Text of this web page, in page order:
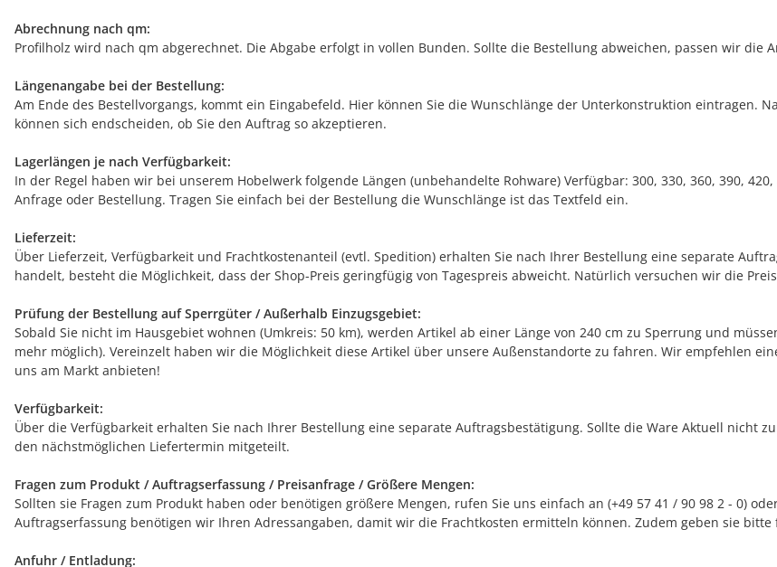
Abrechnung nach qm:
Profilholz wird nach qm abgerechnet. Die Abgabe erfolgt in vollen Bunden. Sollte die Bestellung abweichen, passen wir die
Längenangabe bei der Bestellung:
Am Ende des Bestellvorgangs, kommt ein Eingabefeld. Hier können Sie die Wunschlänge der Unterkonstruktion eintragen.
können sich endscheiden, ob Sie den Auftrag so akzeptieren.
Lagerlängen je nach Verfügbarkeit:
In der Regel haben wir bei unserem Hobelwerk folgende Längen (unbehandelte Rohware) Verfügbar: 300, 330, 360, 390,
Anfrage oder Bestellung. Tragen Sie einfach bei der Bestellung die Wunschlänge ist das Textfeld ein.
Lieferzeit:
Über Lieferzeit, Verfügbarkeit und Frachtkostenanteil (evtl. Spedition) erhalten Sie nach Ihrer Bestellung eine separate
handelt, besteht die Möglichkeit, dass der Shop-Preis geringfügig von Tagespreis abweicht. Natürlich versuchen wir die
Prüfung der Bestellung auf Sperrgüter / Außerhalb Einzugsgebiet:
Sobald Sie nicht im Hausgebiet wohnen (Umkreis: 50 km), werden Artikel ab einer Länge von 240 cm zu Sperrung und
mehr möglich). Vereinzelt haben wir die Möglichkeit diese Artikel über unsere Außenstandorte zu fahren. Wir empfehlen
uns am Markt anbieten!
Verfügbarkeit:
Über die Verfügbarkeit erhalten Sie nach Ihrer Bestellung eine separate Auftragsbestätigung. Sollte die Ware Aktuell nicht
den nächstmöglichen Liefertermin mitgeteilt.
Fragen zum Produkt / Auftragserfassung / Preisanfrage / Größere Mengen:
Sollten sie Fragen zum Produkt haben oder benötigen größere Mengen, rufen Sie uns einfach an (+49 57 41 / 90 98 2 - 0)
Auftragserfassung benötigen wir Ihren Adressangaben, damit wir die Frachtkosten ermitteln können. Zudem geben sie
Anfuhr / Entladung: